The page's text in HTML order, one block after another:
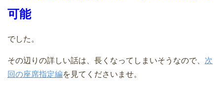
可能
でした。
その辺りの詳しい話は、長くなってしまいそうなので、 次
回の座席指定編を見てくださいませ。